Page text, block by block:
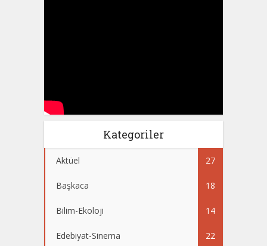
Kategoriler
Aktüel 27
Başkaca 18
Bilim-Ekoloji 14
Edebiyat-Sinema 22